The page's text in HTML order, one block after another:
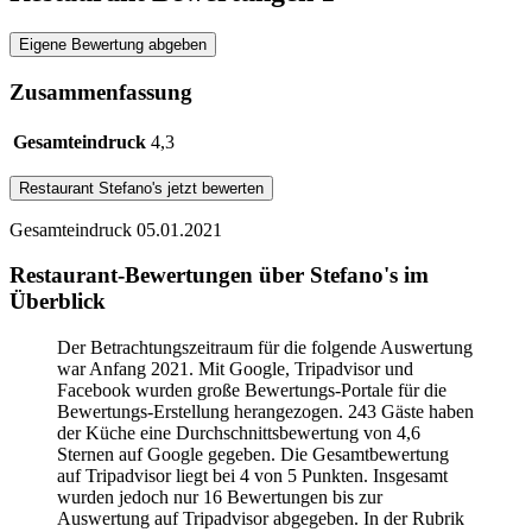
Eigene Bewertung abgeben
Zusammenfassung
Gesamteindruck 4,3
Restaurant Stefano's jetzt bewerten
Gesamteindruck 05.01.2021
Restaurant-Bewertungen über Stefano's im
Überblick
Der Betrachtungszeitraum für die folgende Auswertung
war Anfang 2021. Mit Google, Tripadvisor und
Facebook wurden große Bewertungs-Portale für die
Bewertungs-Erstellung herangezogen. 243 Gäste haben
der Küche eine Durchschnittsbewertung von 4,6
Sternen auf Google gegeben. Die Gesamtbewertung
auf Tripadvisor liegt bei 4 von 5 Punkten. Insgesamt
wurden jedoch nur 16 Bewertungen bis zur
Auswertung auf Tripadvisor abgegeben. In der Rubrik